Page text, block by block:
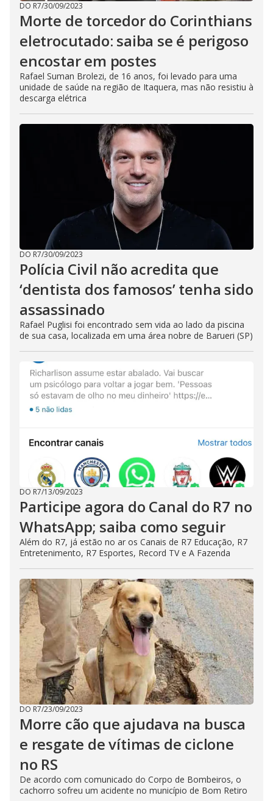
DO R7/30/09/2023
Morte de torcedor do Corinthians
eletrocutado: saiba se é perigoso
encostar em postes
Rafael Suman Brolezi, de 16 anos, foi levado para uma
unidade de saúde na região de Itaquera, mas não resistiu à
descarga elétrica
DO R7/30/09/2023
Polícia Civil não acredita que
‘dentista dos famosos’ tenha sido
assassinado
Rafael Puglisi foi encontrado sem vida ao lado da piscina
de sua casa, localizada em uma área nobre de Barueri (SP)
DO R7/13/09/2023
Participe agora do Canal do R7 no
WhatsApp; saiba como seguir
Além do R7, já estão no ar os Canais de R7 Educação, R7
Entretenimento, R7 Esportes, Record TV e A Fazenda
DO R7/23/09/2023
Morre cão que ajudava na busca
e resgate de vítimas de ciclone
no RS
De acordo com comunicado do Corpo de Bombeiros, o
cachorro sofreu um acidente no município de Bom Retiro